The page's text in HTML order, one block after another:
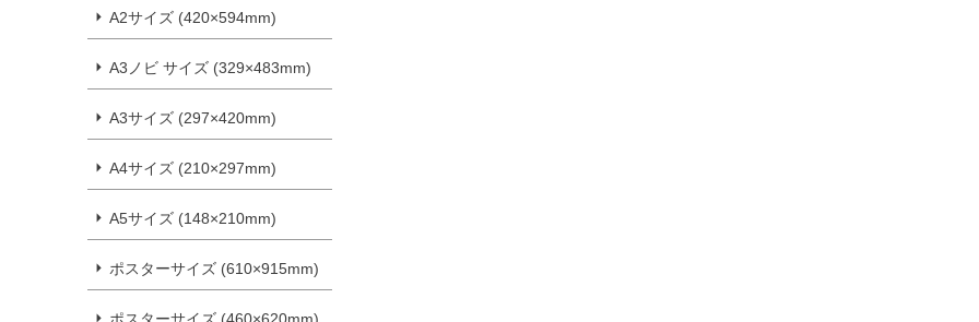
A2サイズ (420×594mm)
A3ノビ サイズ (329×483mm)
A3サイズ (297×420mm)
A4サイズ (210×297mm)
A5サイズ (148×210mm)
ポスターサイズ (610×915mm)